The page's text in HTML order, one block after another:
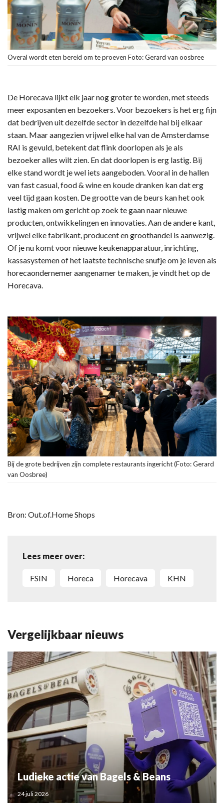
Overal wordt eten bereid om te proeven Foto: Gerard van oosbree
De Horecava lijkt elk jaar nog groter te worden, met steeds
meer exposanten en bezoekers. Voor bezoekers is het erg fijn
dat bedrijven uit dezelfde sector in dezelfde hal bij elkaar
staan. Maar aangezien vrijwel elke hal van de Amsterdamse
RAI is gevuld, betekent dat flink doorlopen als je als
bezoeker alles wilt zien. En dat doorlopen is erg lastig. Bij
elke stand wordt je wel iets aangeboden. Vooral in de hallen
van fast casual, food & wine en koude dranken kan dat erg
veel tijd gaan kosten. De grootte van de beurs kan het ook
lastig maken om gericht op zoek te gaan naar nieuwe
producten, ontwikkelingen en innovaties. Aan de andere kant,
vrijwel elke fabrikant, producent en groothandel is aanwezig.
Of je nu komt voor nieuwe keukenapparatuur, inrichting,
kassasystemen of het laatste technische snufje om je leven als
horecaondernemer aangenamer te maken, je vindt het op de
Horecava.
Bij de grote bedrijven zijn complete restaurants ingericht (Foto: Gerard
van Oosbree)
Bron: Out.of.Home Shops
Lees meer over:
FSIN Horeca Horecava KHN
Vergelijkbaar nieuws
Ludieke actie van Bagels & Beans
24 juli 2026